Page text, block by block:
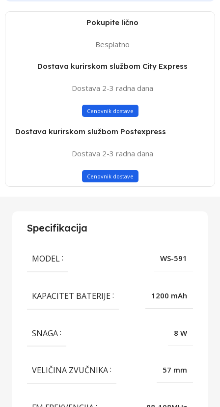
Pokupite lično
Besplatno
Dostava kurirskom službom City Express
Dostava 2-3 radna dana
Cenovnik dostave
Dostava kurirskom službom Postexpress
Dostava 2-3 radna dana
Cenovnik dostave
Specifikacija
MODEL WS-591
KAPACITET BATERIJE 1200 mAh
SNAGA 8 W
VELIČINA ZVUČNIKA 57 mm